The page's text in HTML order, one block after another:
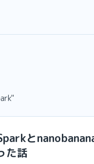
と
た話